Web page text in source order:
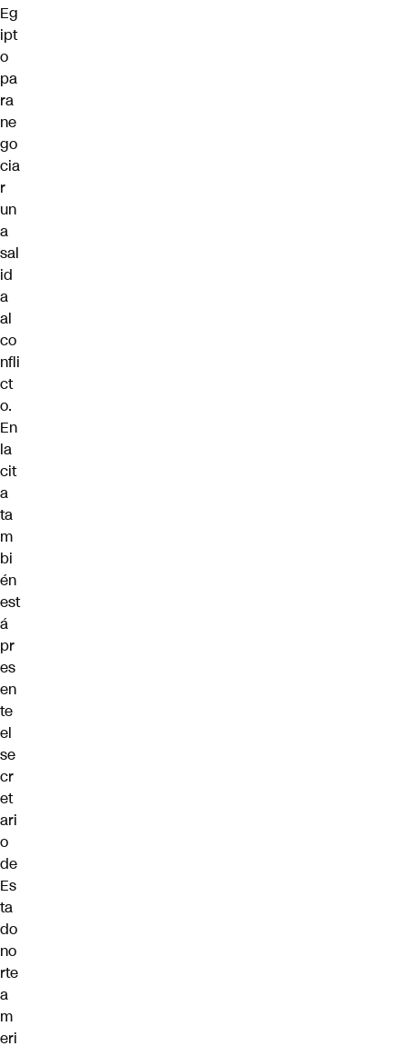
Eg
ipt
o
pa
ra
ne
go
cia
r
un
a
sal
id
a
al
co
nfli
ct
o.
En
la
cit
a
ta
m
bi
én
est
á
pr
es
en
te
el
se
cr
et
ari
o
de
Es
ta
do
no
rte
a
m
eri